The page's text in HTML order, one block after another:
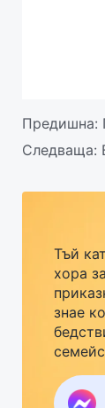
Предишна:
Следваща:
Тъй
хора
знае
група